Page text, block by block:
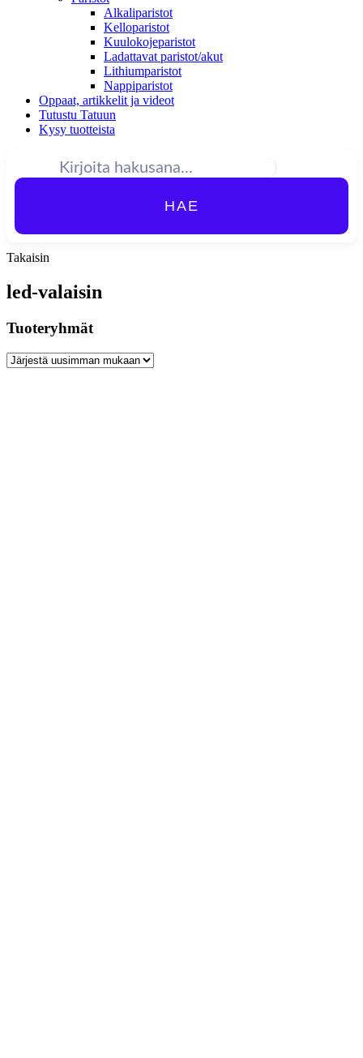
Alkaliparistot
Kelloparistot
Kuulokojeparistot
Ladattavat paristot/akut
Lithiumparistot
Nappiparistot
Oppaat, artikkelit ja videot
Tutustu Tatuun
Kysy tuotteista
HAE
Takaisin
led-valaisin
Tuoteryhmät